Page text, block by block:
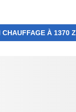
CHAUFFAGE À 1370